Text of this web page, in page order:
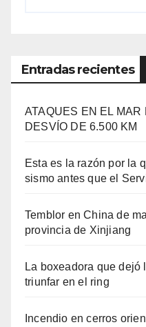
Entradas recientes
ATAQUES EN EL MAR
DESVÍO DE 6.500 KM
Esta es la razón por la
sismo antes que el
Temblor en China de
provincia de Xinjiang
La boxeadora que
triunfar en el ring​
Incendio en cerros